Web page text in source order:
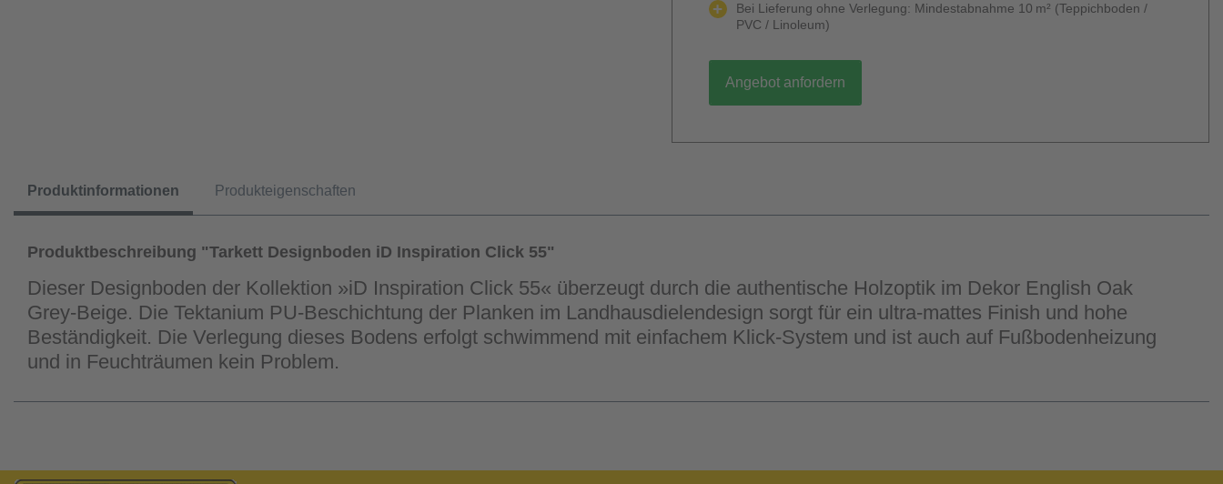
Bei Lieferung ohne Verlegung: Mindestabnahme 10 m² (Teppichboden /
PVC / Linoleum)
Angebot anfordern
Produktinformationen Produkteigenschaften
Produktbeschreibung "Tarkett Designboden iD Inspiration Click 55"
Dieser Designboden der Kollektion »iD Inspiration Click 55« überzeugt durch die authentische Holzoptik im Dekor English Oak
Grey-Beige. Die Tektanium PU-Beschichtung der Planken im Landhausdielendesign sorgt für ein ultra-mattes Finish und hohe
Beständigkeit. Die Verlegung dieses Bodens erfolgt schwimmend mit einfachem Klick-System und ist auch auf Fußbodenheizung
und in Feuchträumen kein Problem.